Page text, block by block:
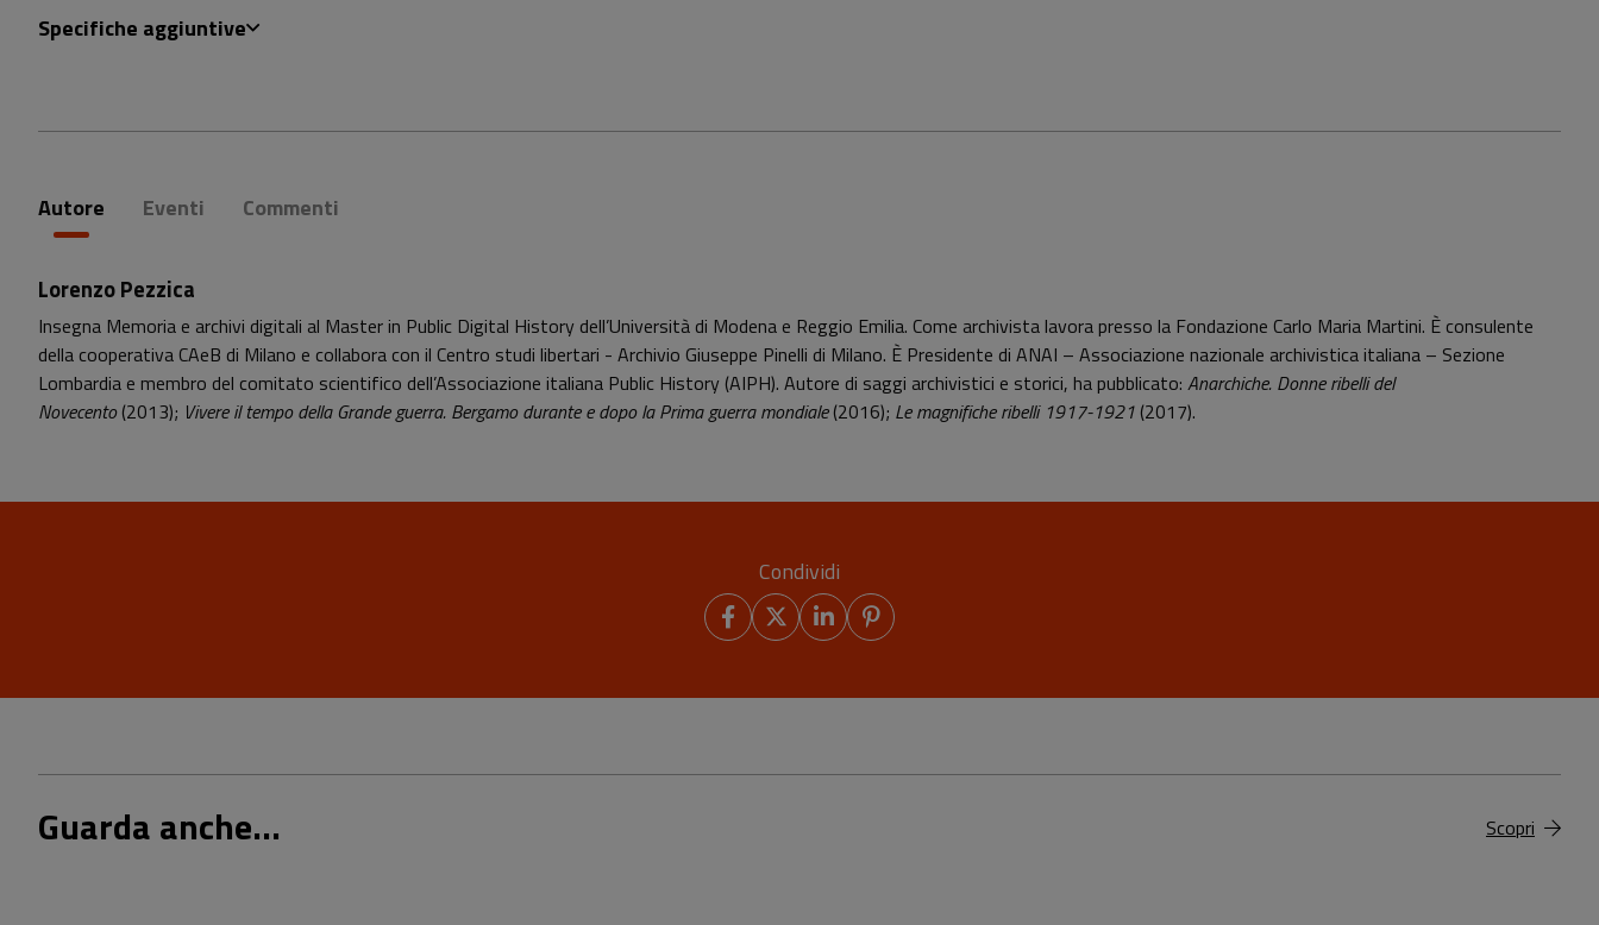
Specifiche aggiuntive
Autore Eventi Commenti
Lorenzo Pezzica
Insegna Memoria e archivi digitali al Master in Public Digital History dell’Università di Modena e Reggio Emilia. Come archivista lavora presso la Fondazione Carlo Maria Martini. È consulente
della cooperativa CAeB di Milano e collabora con il Centro studi libertari - Archivio Giuseppe Pinelli di Milano. È Presidente di ANAI – Associazione nazionale archivistica italiana – Sezione
Lombardia e membro del comitato scientifico dell’Associazione italiana Public History (AIPH). Autore di saggi archivistici e storici, ha pubblicato: Anarchiche. Donne ribelli del
Novecento (2013); Vivereil tempo della Grande guerra. Bergamo durante e dopo la Prima guerra mondiale (2016); Le magnifiche ribelli 1917-1921 (2017).
Condividi
Guarda anche... Scopri